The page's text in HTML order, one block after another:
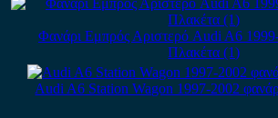
Φανάρι Εμπρός Αριστερό Audi A6
Πλακέτα (1)
Audi A6 Station Wagon 1997-2002